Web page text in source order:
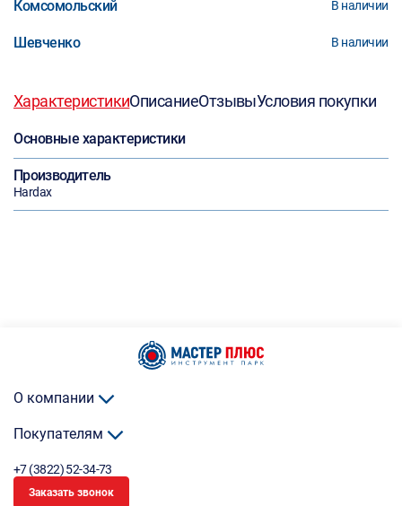
Комсомольский В наличии
Шевченко В наличии
ХарактеристикиОписаниеОтзывыУсловия покупки
Основные характеристики
Производитель
Hardax
О компании
Покупателям
+7 (3822) 52-34-73
Заказать звонок